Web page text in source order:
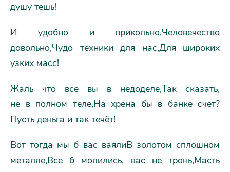
душу тешь!
И удобно и прикольно,Человечество
довольно,Чудо техники для нас,Для широких
узких масс!
Жаль что все вы в недоделе,Так сказать,
не в полном теле,На хрена бы в банке счёт?
Пусть деньга и так течёт!
Вот тогда мы б вас ваялиВ золотом сплошном
металле,Все б молились, вас не тронь,Масть